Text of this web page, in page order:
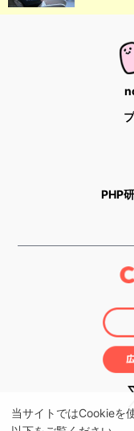
当サイトではCookieを
PHP